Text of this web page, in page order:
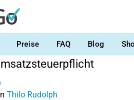
Preise FAQ Blog
Thilo Rudolph